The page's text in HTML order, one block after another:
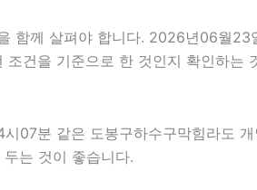
함께 살펴야 합니다. 2026년06월
건을 기준으로 한 것인지 확인하는
분 같은 도봉구하수구막힘라도
는 것이 좋습니다.